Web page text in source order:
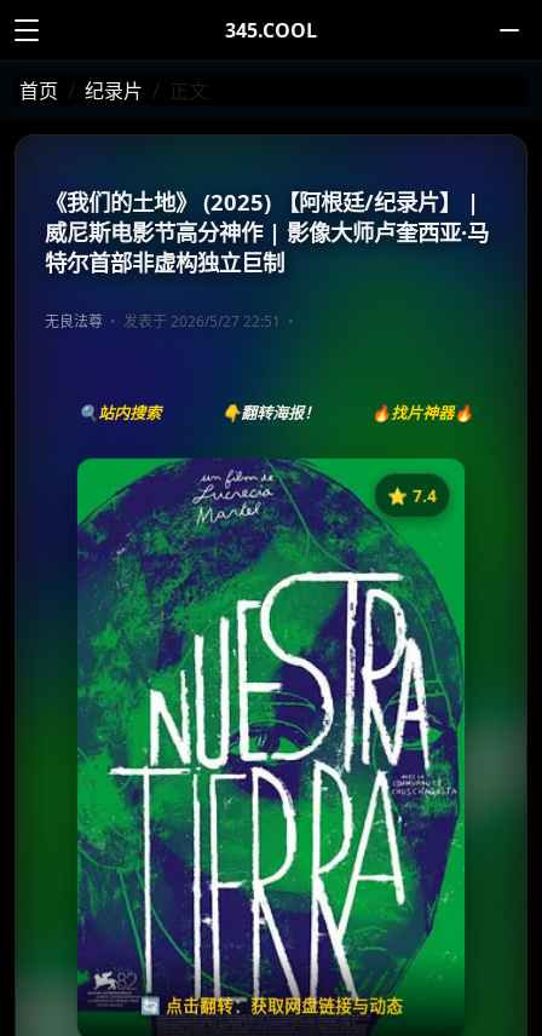
345.COOL
首页 纪录片 正文
《我们的土地》 (2025) 【阿根廷/纪录片】 |
威尼斯电影节高分神作 | 影像大师卢奎西亚·马
特尔首部非虚构独立巨制
无良法尊 发表于 2026/5/27 22:51
🔍站内搜索 👇翻转海报！ 🔥找片神器🔥
⭐️ 7.4
🔄 点击翻转：获取网盘链接与动态
《我们的土地》
⭐
收藏
⭐️ 评分：7.4 | 🎬 2026年
夸克网盘
百度网盘
失效请反馈
🧧️
天天领红包